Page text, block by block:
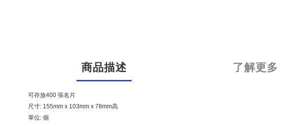
商品描述 了解更多
可存放400 張名片
尺寸: 155mm x 103mm x 78mm高
單位: 個